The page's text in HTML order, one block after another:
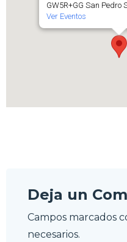
GW5R+GG San Pedro
Ver Eventos
Deja un
Campos marcados
necesarios.